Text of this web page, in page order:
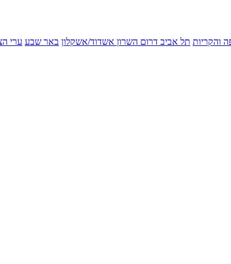
והקריות תל אביב דרום השרון אשדוד/אשקלון באר שבע ערי